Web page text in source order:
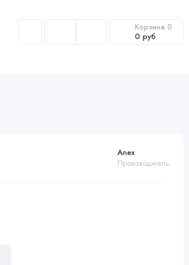
Корзина 0
0 руб
Anex
Производитель